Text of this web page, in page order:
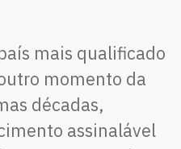
mais qualificado
momento da
décadas,
assinalável